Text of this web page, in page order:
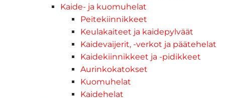
Kaide- ja kuomuhelat
Peitekiinnikkeet
Keulakaiteet ja kaidepylväät
Kaidevaijerit, -verkot ja päätehelat
Kaidekiinnikkeet ja -pidikkeet
Aurinkokatokset
Kuomuhelat
Kaidehelat